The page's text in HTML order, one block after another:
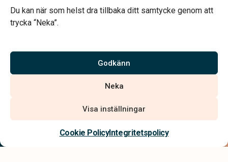
Du kan när som helst dra tillbaka ditt samtycke genom att
trycka “Neka”.
Godkänn
Neka
Visa inställningar
Cookie PolicyIntegritetspolicy
Kontakta oss
Vi är auktoriserade av Sveriges Begravningsbyråers Förbund och
har högt ställda krav på utbildning, kvalitet, miljö och arbetsmiljö.